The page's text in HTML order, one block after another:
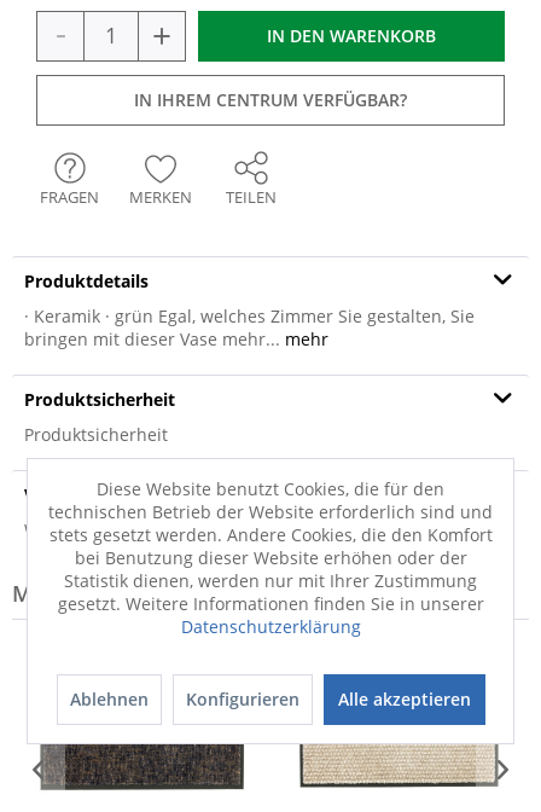
- + IN DEN WARENKORB
IN IHREM CENTRUM VERFÜGBAR?
FRAGEN MERKEN TEILEN
Produktdetails
· Keramik · grün Egal, welches Zimmer Sie gestalten, Sie
bringen mit dieser Vase mehr... mehr
Produktsicherheit
Produktsicherheit
Versandinfo
Weitere Informationen zum Versand...
Modell-Familie: MIAMI
Diese Website benutzt Cookies, die für den
technischen Betrieb der Website erforderlich sind und
stets gesetzt werden. Andere Cookies, die den Komfort
bei Benutzung dieser Website erhöhen oder der
Statistik dienen, werden nur mit Ihrer Zustimmung
gesetzt. Weitere Informationen finden Sie in unserer
Datenschutzerklärung
Ablehnen Konfigurieren Alle akzeptieren